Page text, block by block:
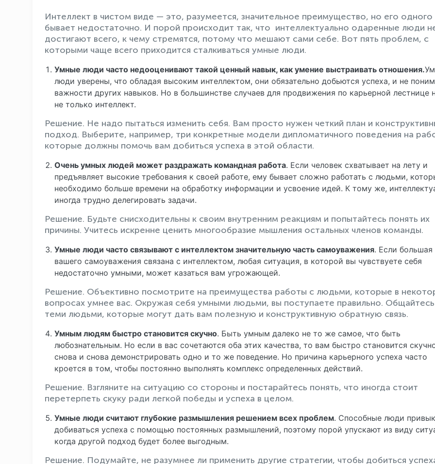
Интеллект в чистом виде — это, разумеется, значительное преимущество, но его одного
бывает недостаточно. И порой происходит так, что интеллектуально одаренные люди
достигают всего, к чему стремятся, потому что мешают сами себе. Вот пять проблем, с
которыми чаще всего приходится сталкиваться умные люди.
Умные люди часто недооценивают такой ценный навык, как умение выстраивать отношения.
люди уверены, что обладая высоким интеллектом, они обязательно добьются успеха, и не
важности других навыков. Но в большинстве случаев для продвижения по карьерной лестнице
не только интеллект.
Решение. Не надо пытаться изменить себя. Вам просто нужен четкий план и
подход. Выберите, например, три конкретные модели дипломатичного поведения на
которые должны помочь вам добиться успеха в этой области.
Очень умных людей может раздражать командная работа. Если человек схватывает на лету и
предъявляет высокие требования к своей работе, ему бывает сложно работать с людьми,
необходимо больше времени на обработку информации и усвоение идей. К тому же,
иногда трудно делегировать задачи.
Решение. Будьте снисходительны к своим внутренним реакциям и попытайтесь понять их
причины. Учитесь искренне ценить многообразие мышления остальных членов команды.
Умные люди часто связывают с интеллектом значительную часть самоуважения. Если большая
вашего самоуважения связана с интеллектом, любая ситуация, в которой вы чувствуете себя
недостаточно умными, может казаться вам угрожающей.
Решение. Объективно посмотрите на преимущества работы с людьми, которые в
вопросах умнее вас. Окружая себя умными людьми, вы поступаете правильно.
теми людьми, которые могут дать вам полезную и конструктивную обратную связь.
Умным людям быстро становится скучно. Быть умным далеко не то же самое, что быть
любознательным. Но если в вас сочетаются оба этих качества, то вам быстро становится
снова и снова демонстрировать одно и то же поведение. Но причина карьерного успеха часто
кроется в том, чтобы постоянно выполнять комплекс определенных действий.
Решение. Взгляните на ситуацию со стороны и постарайтесь понять, что иногда стоит
перетерпеть скуку ради легкой победы и успеха в целом.
Умные люди считают глубокие размышления решением всех проблем. Способные люди
добиваться успеха с помощью постоянных размышлений, поэтому порой упускают из виду
когда другой подход будет более выгодным.
Решение. Подумайте, не разумнее ли применить другие стратегии, чтобы добиться